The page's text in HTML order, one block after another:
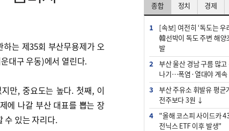
는 제35회 부산무용제가 오
대구 우동)에서 열린다.
만, 중요도는 높다. 첫째, 이
에 나갈 부산 대표를 뽑는 장
수 있는 자리다.
종합 정치 경제
1
[속보] 여전히 ‘독도는
韓선박이 독도 주변 해양
발
2
부산 울산 경남 구름 많
나기…폭염·열대야 계속
3
부산 주유소 휘발유 평
전주보다 3원 ↓
4
"올해 코스피 사이드카
전닉스 ETF 이후 발생"